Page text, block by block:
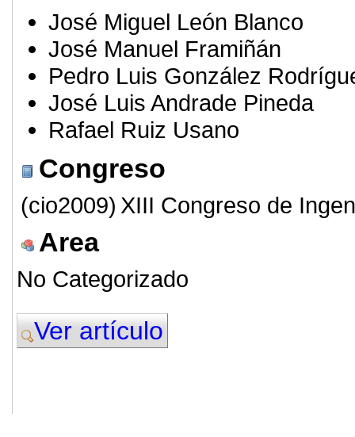
José Miguel León Blanco
José Manuel Framiñán
Pedro Luis González
José Luis Andrade Pineda
Rafael Ruiz Usano
Congreso
(cio2009) XIII Congreso de
Area
No Categorizado
Ver artículo